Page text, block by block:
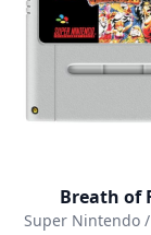
Breath of
Super Nintendo